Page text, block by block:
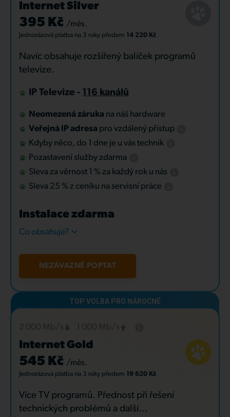
Internet Silver
395 Kč /měs.
Jednorázová platba na 3 roky předem 14 220 Kč
Navíc obsahuje rozšířený balíček programů
televize.
IP Televize - 116 kanálů
Neomezená záruka na náš hardware
Veřejná IP adresa pro vzdálený přístup
Kdyby něco, do 1 dne je u vás technik
Pozastavení služby zdarma
Sleva za věrnost 1 % za každý rok u nás
Sleva 25 % z ceníku na servisní práce
Instalace zdarma
Co obsahuje?
NEZÁVAZNĚ POPTAT
Internet Gold
545 Kč /měs.
Jednorázová platba na 3 roky předem 19 620 Kč
Více TV programů. Přednost při řešení
technických problémů a další...